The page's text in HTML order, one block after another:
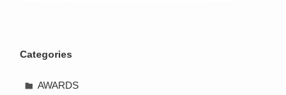
Categories
AWARDS